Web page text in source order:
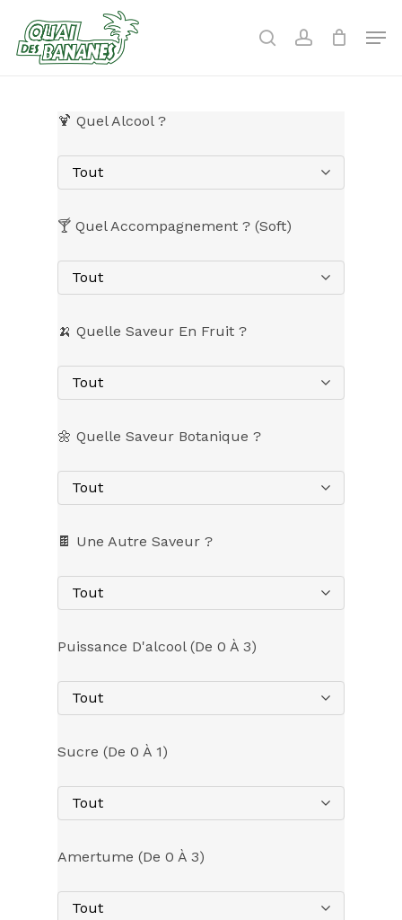
main
content
searchaccount
🍹 Quel Alcool ?
Tout
🍸 Quel Accompagnement ? (Soft)
Tout
🍌 Quelle Saveur En Fruit ?
Tout
🌼 Quelle Saveur Botanique ?
Tout
🍫 Une Autre Saveur ?
Tout
Puissance D'alcool (de 0 À 3)
Tout
Sucre (de 0 À 1)
Tout
Amertume (de 0 À 3)
Tout